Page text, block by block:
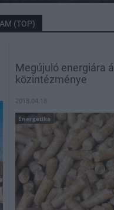
(TOP)
Megújuló energiára
közintézménye
2018.04.18
Energetika